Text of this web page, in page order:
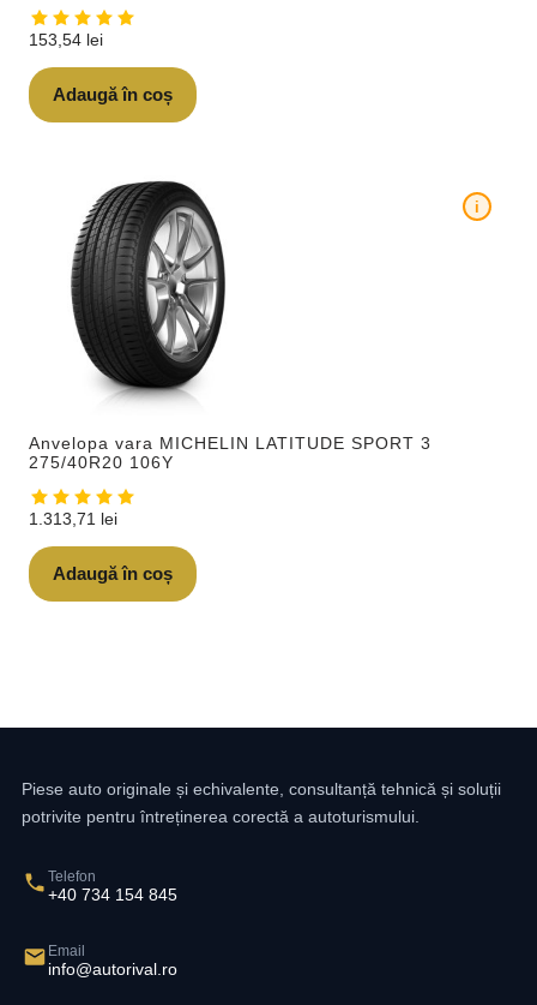
153,54 lei
Adaugă în coș
Anvelopa vara MICHELIN LATITUDE SPORT 3
275/40R20 106Y
i
1.313,71 lei
Adaugă în coș
Piese auto originale și echivalente, consultanță tehnică și soluții
potrivite pentru întreținerea corectă a autoturismului.
Telefon
+40 734 154 845
Email
info@autorival.ro